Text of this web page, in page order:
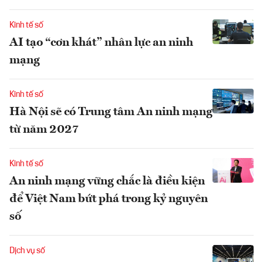
Kinh tế số
AI tạo “cơn khát” nhân lực an ninh
mạng
Kinh tế số
Hà Nội sẽ có Trung tâm An ninh mạng
từ năm 2027
Kinh tế số
An ninh mạng vững chắc là điều kiện
để Việt Nam bứt phá trong kỷ nguyên
số
Dịch vụ số